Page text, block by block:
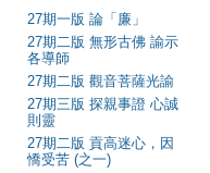
27期一版 論「廉」
27期二版 無形古佛 諭示
各導師
27期二版 觀音菩薩光諭
27期三版 探親事證 心誠
則靈
27期二版 貢高迷心，因
憍受苦 (之一)